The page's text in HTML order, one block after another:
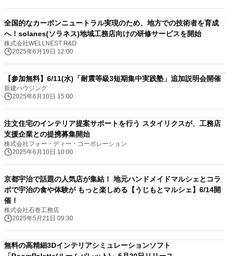
全国的なカーボンニュートラル実現のため、地方での技術者を育成
へ！solanes(ソラネス)地域工務店向けの研修サービスを開始
株式会社WELLNEST R&D
2025年6月19日 12:00
【参加無料】6/11(水)「耐震等級3短期集中実践塾」追加説明会開催
新建ハウジング
2025年6月10日 15:00
注文住宅のインテリア提案サポートを行う スタイリクスが、工務店
支援企業との提携募集開始
株式会社フォー・ディー・コーポレーション
2025年6月10日 10:00
京都宇治で話題の人気店が集結！ 地元ハンドメイドマルシェとコラ
ボで宇治の食や体験が もっと楽しめる【うじもとマルシェ】6/14開
催！
株式会社石巻工務店
2025年5月21日 09:30
無料の高精細3Dインテリアシミュレーションソフト